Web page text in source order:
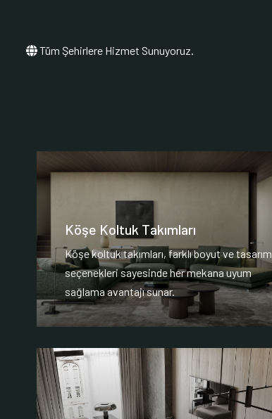
Tüm Şehirlere Hizmet Sunuyoruz.
Köşe Koltuk Takımları
Köşe koltuk takımları, farklı boyut ve tasarım
seçenekleri sayesinde her mekana uyum
sağlama avantajı sunar.